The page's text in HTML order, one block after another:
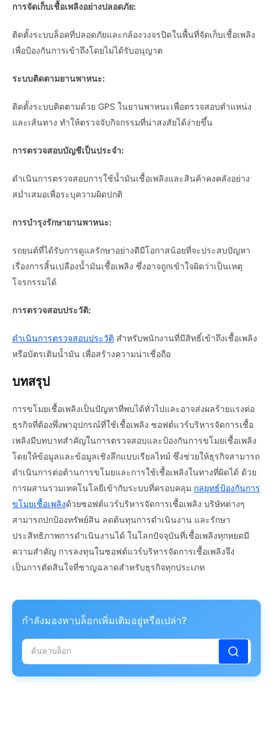
การจัดเก็บเชื้อเพลิงอย่างปลอดภัย:
ติดตั้งระบบล็อคที่ปลอดภัยและกล้องวงจรปิดในพื้นที่จัดเก็บเชื้อเพลิง
เพื่อป้องกันการเข้าถึงโดยไม่ได้รับอนุญาต
ระบบติดตามยานพาหนะ:
ติดตั้งระบบติดตามด้วย GPS ในยานพาหนะเพื่อตรวจสอบตำแหน่ง
และเส้นทาง ทำให้ตรวจจับกิจกรรมที่น่าสงสัยได้ง่ายขึ้น
การตรวจสอบบัญชีเป็นประจำ:
ดำเนินการตรวจสอบการใช้น้ำมันเชื้อเพลิงและสินค้าคงคลังอย่าง
สม่ำเสมอเพื่อระบุความผิดปกติ
การบำรุงรักษายานพาหนะ:
รถยนต์ที่ได้รับการดูแลรักษาอย่างดีมีโอกาสน้อยที่จะประสบปัญหา
เรื่องการสิ้นเปลืองน้ำมันเชื้อเพลิง ซึ่งอาจถูกเข้าใจผิดว่าเป็นเหตุ
โจรกรรมได้
การตรวจสอบประวัติ:
ดำเนินการตรวจสอบประวัติ สำหรับพนักงานที่มีสิทธิ์เข้าถึงเชื้อเพลิง
หรือบัตรเติมน้ำมัน เพื่อสร้างความน่าเชื่อถือ
บทสรุป
การขโมยเชื้อเพลิงเป็นปัญหาที่พบได้ทั่วไปและอาจส่งผลร้ายแรงต่อ
ธุรกิจที่ต้องพึ่งพาอุปกรณ์ที่ใช้เชื้อเพลิง ซอฟต์แวร์บริหารจัดการเชื้อ
เพลิงมีบทบาทสำคัญในการตรวจสอบและป้องกันการขโมยเชื้อเพลิง
โดยให้ข้อมูลและข้อมูลเชิงลึกแบบเรียลไทม์ ซึ่งช่วยให้ธุรกิจสามารถ
ดำเนินการต่อต้านการขโมยและการใช้เชื้อเพลิงในทางที่ผิดได้ ด้วย
การผสานรวมเทคโนโลยีเข้ากับระบบที่ครอบคลุม กลยุทธ์ป้องกันการ
ขโมยเชื้อเพลิงด้วยซอฟต์แวร์บริหารจัดการเชื้อเพลิง บริษัทต่างๆ
สามารถปกป้องทรัพย์สิน ลดต้นทุนการดำเนินงาน และรักษา
ประสิทธิภาพการดำเนินงานได้ ในโลกปัจจุบันที่เชื้อเพลิงทุกหยดมี
ความสำคัญ การลงทุนในซอฟต์แวร์บริหารจัดการเชื้อเพลิงจึง
เป็นการตัดสินใจที่ชาญฉลาดสำหรับธุรกิจทุกประเภท
กำลังมองหาบล็อกเพิ่มเติมอยู่หรือเปล่า?